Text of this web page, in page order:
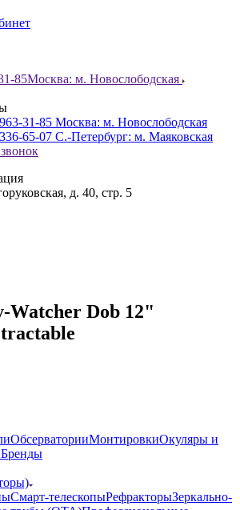
85Москва: м. Новослободская
31-85 Москва: м. Новослободская
65-07 С.-Петербург: м. Маяковская
д. 40, стр. 5
Watcher Dob 12"
ОбсерваторииМонтировкиОкуляры и
Бренды
Смарт-телескопыРефракторыЗеркально-